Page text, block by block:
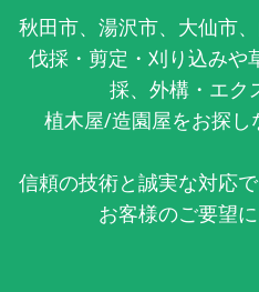
秋田市、湯沢市、大仙市
伐採・剪定・刈り込みや
採、外構・エク
植木屋/造園屋をお探し
信頼の技術と誠実な対応
お客様のご要望に